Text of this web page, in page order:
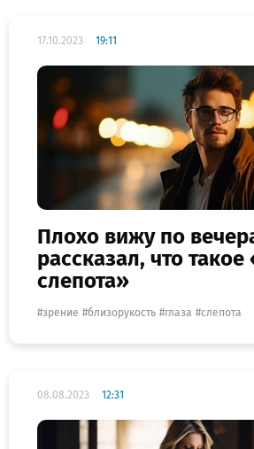
17.10.2023 19:11
Плохо вижу по
рассказал, что
слепота»
зрение близорукость глаза слепота
08.08.2023 12:31